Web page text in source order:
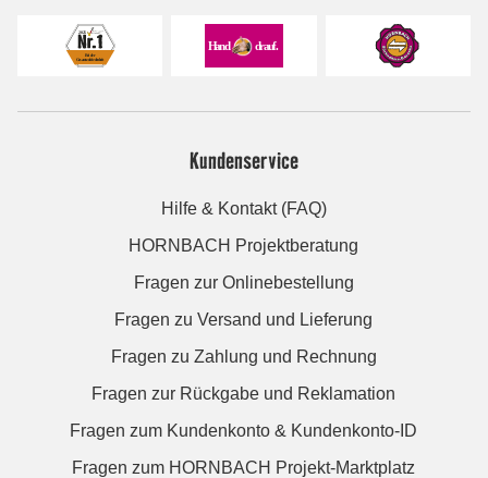
Kundenservice
Hilfe & Kontakt (FAQ)
HORNBACH Projektberatung
Fragen zur Onlinebestellung
Fragen zu Versand und Lieferung
Fragen zu Zahlung und Rechnung
Fragen zur Rückgabe und Reklamation
Fragen zum Kundenkonto & Kundenkonto-ID
Fragen zum HORNBACH Projekt-Marktplatz